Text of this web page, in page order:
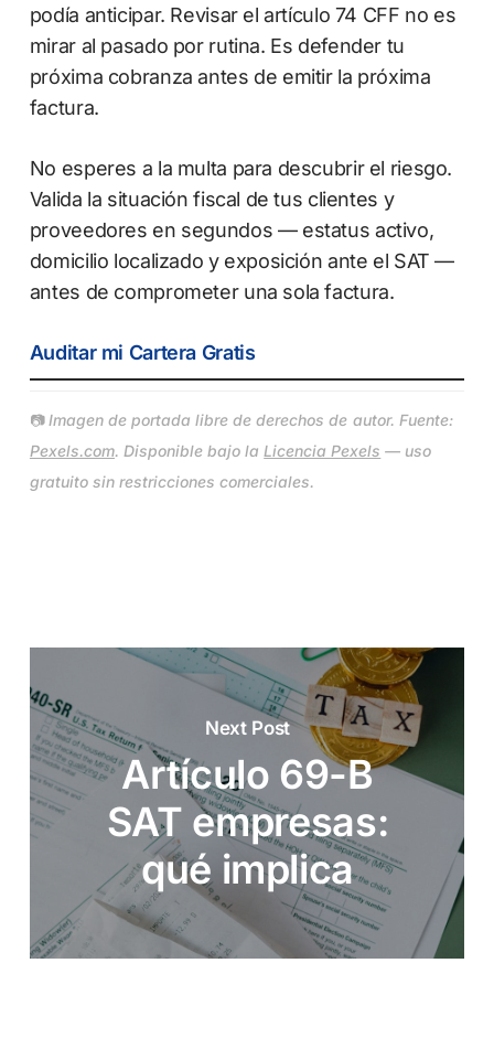
podía anticipar. Revisar el artículo 74 CFF no es
mirar al pasado por rutina. Es defender tu
próxima cobranza antes de emitir la próxima
factura.
No esperes a la multa para descubrir el riesgo.
Valida la situación fiscal de tus clientes y
proveedores en segundos — estatus activo,
domicilio localizado y exposición ante el SAT —
antes de comprometer una sola factura.
Auditar mi Cartera Gratis
📷 Imagen de portada libre de derechos de autor. Fuente:
Pexels.com. Disponible bajo la Licencia Pexels — uso
gratuito sin restricciones comerciales.
Next Post
Artículo 69-B
SAT empresas:
qué implica